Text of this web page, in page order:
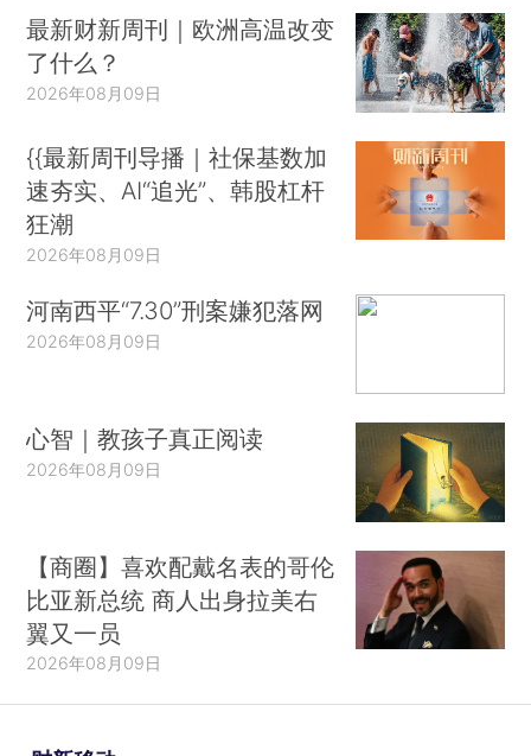
最新财新周刊｜欧洲高温改变
了什么？
2026年08月09日
{{最新周刊导播｜社保基数加
速夯实、AI“追光”、韩股杠杆
狂潮
2026年08月09日
河南西平“7.30”刑案嫌犯落网
2026年08月09日
心智｜教孩子真正阅读
2026年08月09日
【商圈】喜欢配戴名表的哥伦
比亚新总统 商人出身拉美右
翼又一员
2026年08月09日